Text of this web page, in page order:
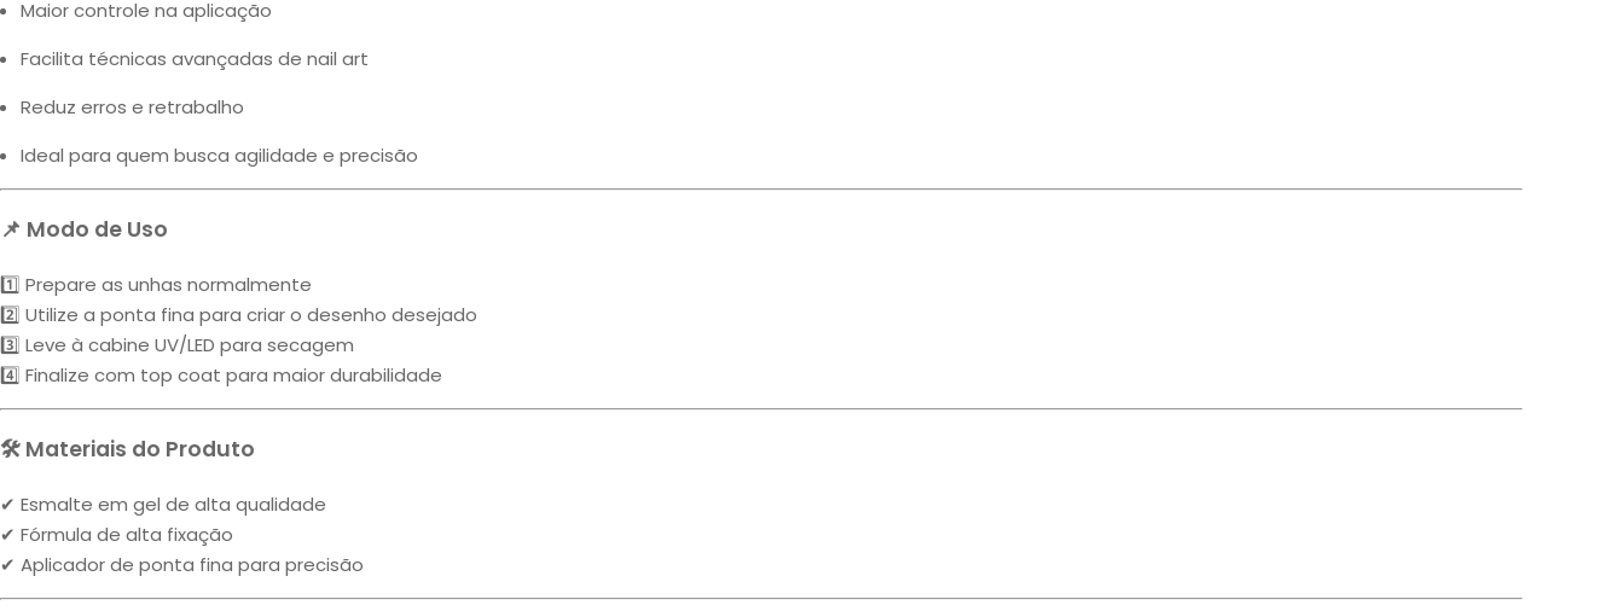
Maior controle na aplicação
Facilita técnicas avançadas de nail art
Reduz erros e retrabalho
Ideal para quem busca agilidade e precisão
📌 Modo de Uso
1️⃣ Prepare as unhas normalmente
2️⃣ Utilize a ponta fina para criar o desenho desejado
3️⃣ Leve à cabine UV/LED para secagem
4️⃣ Finalize com top coat para maior durabilidade
🛠 Materiais do Produto
✔ Esmalte em gel de alta qualidade
✔ Fórmula de alta fixação
✔ Aplicador de ponta fina para precisão